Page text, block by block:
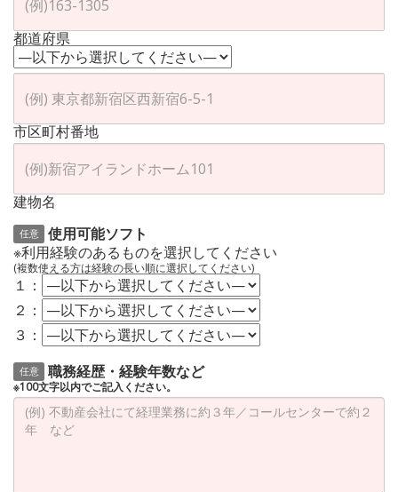
都道府県
市区町村番地
建物名
任意
使用可能ソフト
※利用経験のあるものを選択してください
(複数使える方は経験の長い順に選択してください)
１：
２：
３：
任意 職務経歴・経験年数など
※100文字以内でご記入ください。